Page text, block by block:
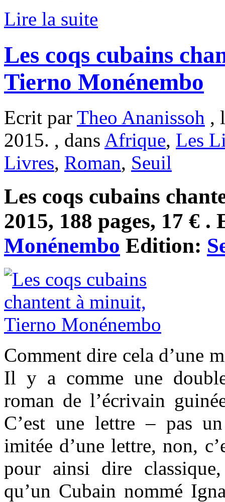
Lire la suite
Les coqs cubains
Tierno Monénembo
Ecrit par Theo Ananissoh ,
2015. , dans Afrique, Les
Livres, Roman, Seuil
Les coqs cubains
2015, 188 pages, 17 €
Monénembo Edition:
Comment dire cela d’une
Il y a comme une
roman de l’écrivain
C’est une lettre – pas
imitée d’une lettre, non,
pour ainsi dire
qu’un Cubain nommé